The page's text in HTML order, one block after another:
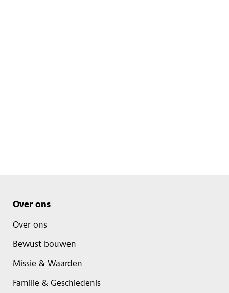
Over ons
Over ons
Bewust bouwen
Missie & Waarden
Familie & Geschiedenis